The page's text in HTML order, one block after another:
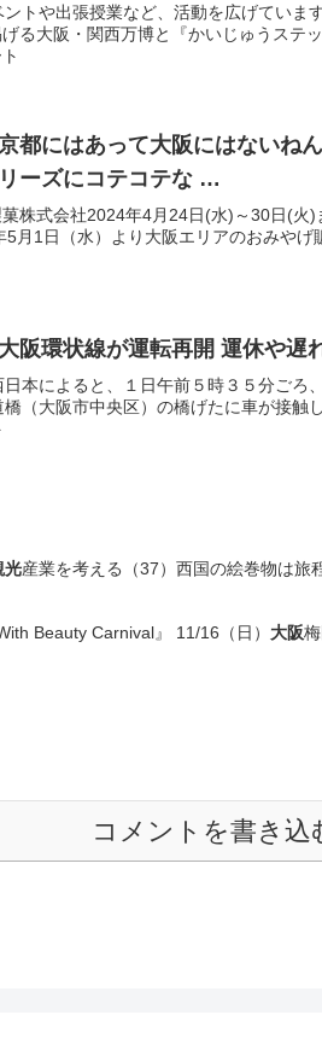
ントや出張授業など、活動を広げてい
る大阪・関西万博と『かいじゅうステ
都にはあって大阪にはないね
ーズにコテコテな …
株式会社2024年4月24日(水)～30日(火
5月1日（水）より大阪エリアのおみや
大阪環状線が運転再開 運休や遅
日本によると、１日午前５時３５分ご
橋（大阪市中央区）の橋げたに車が接触
光産業を考える（37）西国の絵巻物は旅
Beauty Carnival』 11/16（日） 大阪
コメントを書き込